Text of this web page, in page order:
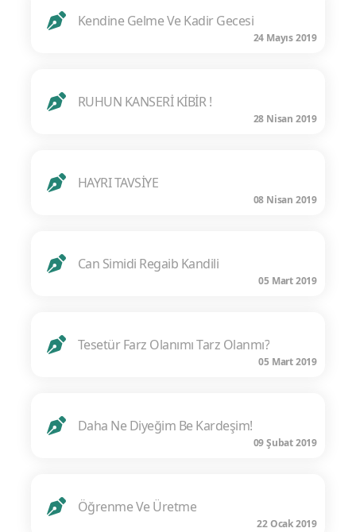
Kendine Gelme Ve Kadir Gecesi
24 Mayıs 2019
RUHUN KANSERİ KİBİR !
28 Nisan 2019
HAYRI TAVSİYE
08 Nisan 2019
Can Simidi Regaib Kandili
05 Mart 2019
Tesetür Farz Olanımı Tarz Olanmı?
05 Mart 2019
Daha Ne Diyeğim Be Kardeşim!
09 Şubat 2019
Öğrenme Ve Üretme
22 Ocak 2019